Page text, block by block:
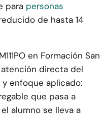
para personas
de hasta 14
en Formación San
atención directa del
enfoque aplicado:
que pasa a
alumno se lleva a